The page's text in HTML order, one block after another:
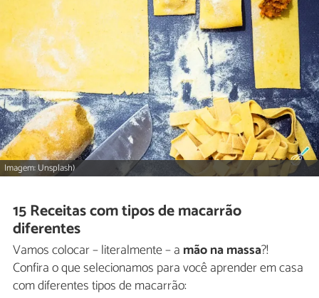
Imagem: Unsplash)
15 Receitas com tipos de macarrão
diferentes
Vamos colocar – literalmente – a mão na massa?!
Confira o que selecionamos para você aprender em casa
com diferentes tipos de macarrão: